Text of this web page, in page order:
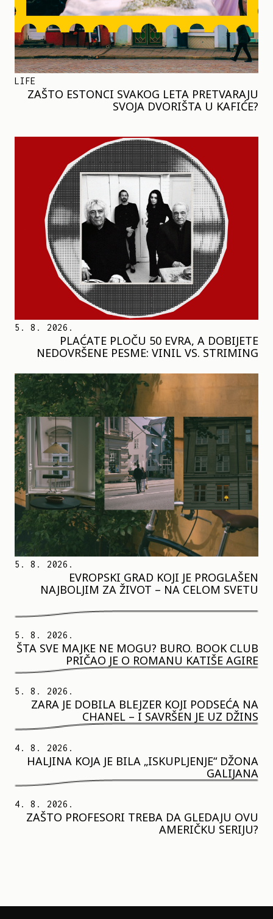
LIFE
ZAŠTO ESTONCI SVAKOG LETA PRETVARAJU
SVOJA DVORIŠTA U KAFIĆE?
5. 8. 2026.
PLAĆATE PLOČU 50 EVRA, A DOBIJETE
NEDOVRŠENE PESME: VINIL VS. STRIMING
5. 8. 2026.
EVROPSKI GRAD KOJI JE PROGLAŠEN
NAJBOLJIM ZA ŽIVOT – NA CELOM SVETU
5. 8. 2026.
ŠTA SVE MAJKE NE MOGU? BURO. BOOK CLUB
PRIČAO JE O ROMANU KATIŠE AGIRE
5. 8. 2026.
ZARA JE DOBILA BLEJZER KOJI PODSEĆA NA
CHANEL – I SAVRŠEN JE UZ DŽINS
4. 8. 2026.
HALJINA KOJA JE BILA „ISKUPLJENJE“ DŽONA
GALIJANA
4. 8. 2026.
ZAŠTO PROFESORI TREBA DA GLEDAJU OVU
AMERIČKU SERIJU?